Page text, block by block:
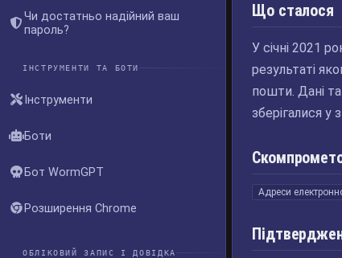
Чи достатньо надійний ваш
пароль?
ІНСТРУМЕНТИ ТА БОТИ
Інструменти
Боти
Бот WormGPT
Розширення Chrome
ОБЛІКОВИЙ ЗАПИС І ДОВІДКА
Що сталося
У січні 2021
результаті
пошти. Дані
зберігалися у
Адреси